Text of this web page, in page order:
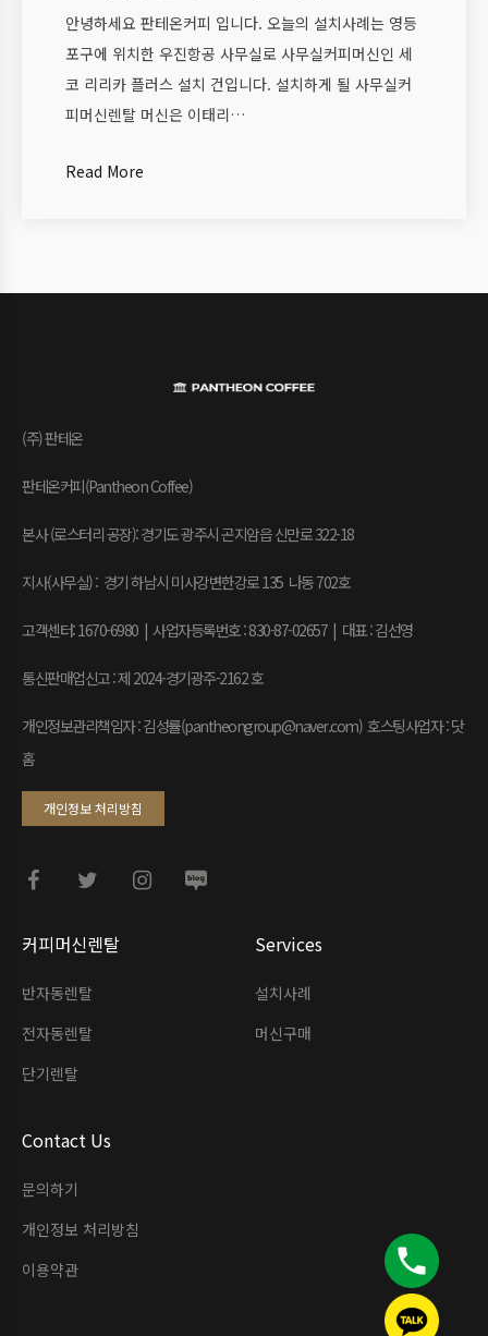
안녕하세요 판테온커피 입니다. 오늘의 설치사례는 영등
포구에 위치한 우진항공 사무실로 사무실커피머신인 세
코 리리카 플러스 설치 건입니다. 설치하게 될 사무실커
피머신렌탈 머신은 이태리…
Read More
커피머신렌탈
반자동렌탈
전자동렌탈
단기렌탈
Services
설치사례
머신구매
Contact Us
문의하기
개인정보 처리방침
이용약관
(주) 판테온
판테온커피(Pantheon Coffee)
본사 (로스터리 공장): 경기도 광주시 곤지암읍 신만로 322-18
지사(사무실) : 경기 하남시 미사강변한강로 135 나동 702호
고객센터: 1670-6980 | 사업자등록번호 : 830-87-02657 | 대표 : 김선영
통신판매업신고 : 제 2024-경기광주-2162 호
개인정보관리책임자 : 김성률(pantheongroup@naver.com) 호스팅사업자 : 닷
홈
개인정보 처리방침